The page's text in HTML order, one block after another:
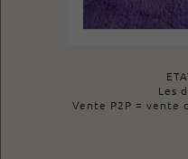
Les
Vente P2P = vente